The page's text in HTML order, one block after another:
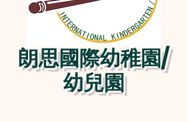
朗思國際幼稚園/
幼兒園